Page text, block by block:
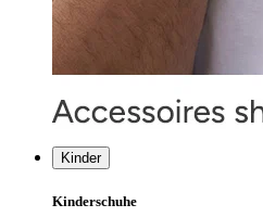
Kinder
Kinderschuhe